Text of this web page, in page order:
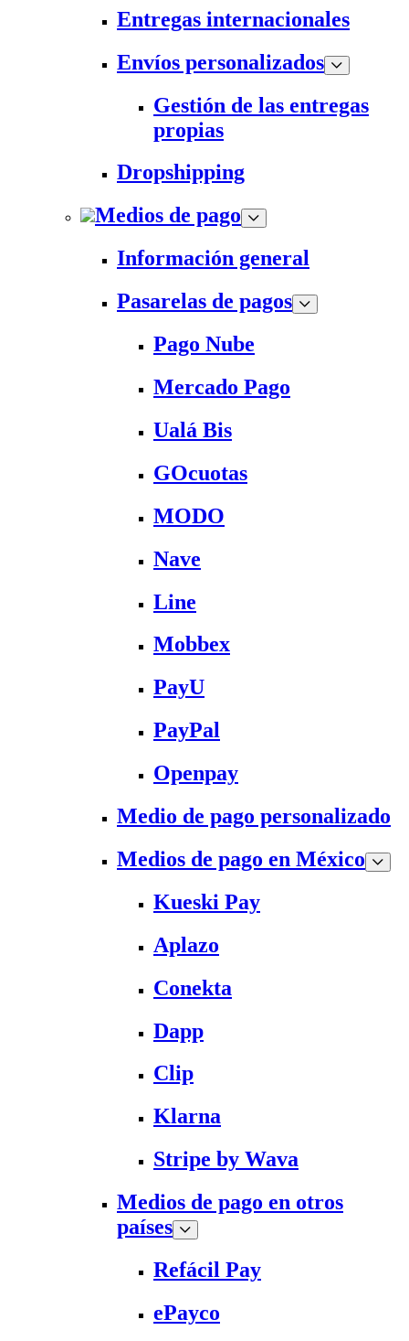
Entregas internacionales
Envíos personalizados
Gestión de las entregas
propias
Dropshipping
Medios de pago
Información general
Pasarelas de pagos
Pago Nube
Mercado Pago
Ualá Bis
GOcuotas
MODO
Nave
Line
Mobbex
PayU
PayPal
Openpay
Medio de pago personalizado
Medios de pago en México
Kueski Pay
Aplazo
Conekta
Dapp
Clip
Klarna
Stripe by Wava
Medios de pago en otros
países
Refácil Pay
ePayco